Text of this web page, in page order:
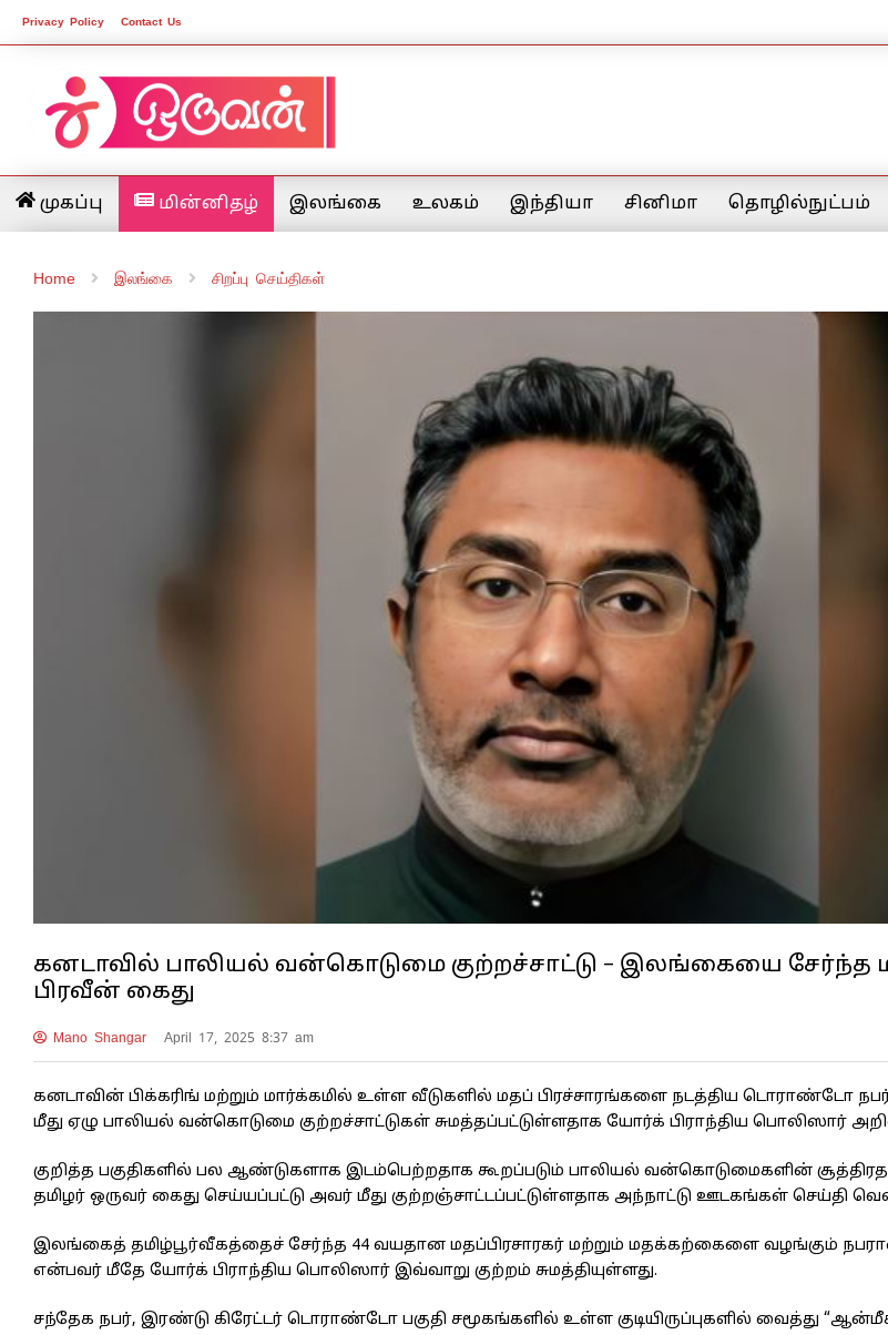
Privacy Policy Contact Us
முகப்பு மின்னிதழ் இலங்கை உலகம் இந்தியா சினிமா தொழில்நுட்பம்
Home இலங்கை சிறப்பு செய்திகள்
கனடாவில் பாலியல் வன்கொடுமை குற்றச்சாட்டு – இலங்கையை
பிரவீன் கைது
Mano Shangar April 17, 2025 8:37 am
கனடாவின் பிக்கரிங் மற்றும் மார்க்கமில் உள்ள வீடுகளில் மதப் பிரச்சாரங்களை நடத்திய டொராண்டோ
மீது ஏழு பாலியல் வன்கொடுமை குற்றச்சாட்டுகள் சுமத்தப்பட்டுள்ளதாக யோர்க் பிராந்திய பொலிஸார்
குறித்த பகுதிகளில் பல ஆண்டுகளாக இடம்பெற்றதாக கூறப்படும் பாலியல் வன்கொடுமைகளின்
தமிழர் ஒருவர் கைது செய்யப்பட்டு அவர் மீது குற்றஞ்சாட்டப்பட்டுள்ளதாக அந்நாட்டு ஊடகங்கள் செய்தி
இலங்கைத் தமிழ்பூர்வீகத்தைச் சேர்ந்த 44 வயதான மதப்பிரசாரகர் மற்றும் மதக்கற்கைளை வழங்கும்
என்பவர் மீதே யோர்க் பிராந்திய பொலிஸார் இவ்வாறு குற்றம் சுமத்தியுள்ளது.
சந்தேக நபர், இரண்டு கிரேட்டர் டொராண்டோ பகுதி சமூகங்களில் உள்ள குடியிருப்புகளில் வைத்து